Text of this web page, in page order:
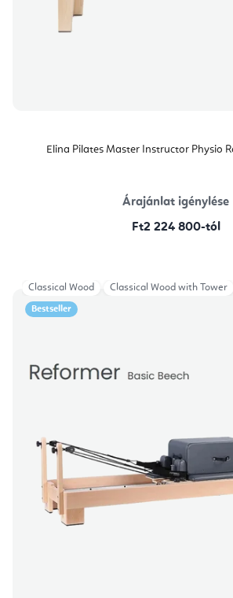
Elina Pilates Master Instructor Physio
Árajánlat igénylése
Ft2 224 800-tól
Bestseller
Classical Wood Classical Wood with Tower